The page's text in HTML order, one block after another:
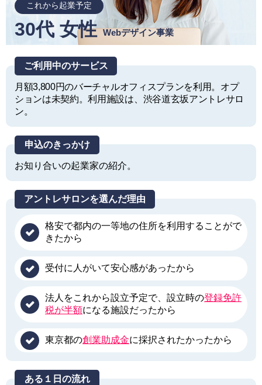
これから起業予定
30代 女性 Webデザイン事業
ご利用中のサービス
月額3,800円のバーチャルオフィスプランを利用。オプ
ションは未契約。利用施設は、渋谷道玄坂アントレサロ
ン。
申込のきっかけ
お知り合いの起業家の紹介。
アントレサロンを選んだ理由
格安で都内の一等地の住所を利用することがで
きたから
受付に人がいて安心感があったから
法人をこれから設立予定で、設立時の登録免許
税が半額になる施設だったから
東京都の創業助成金に採択されたかったから
ある１日の流れ